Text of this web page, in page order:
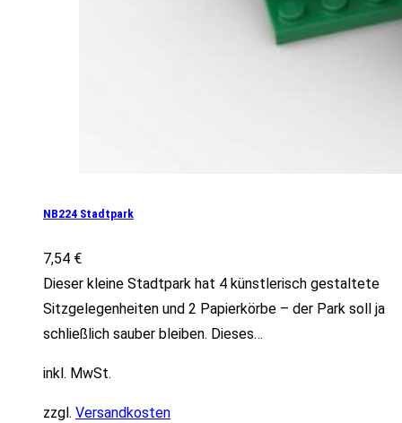
NB224 Stadtpark
7,54 €
Dieser kleine Stadtpark hat 4 künstlerisch gestaltete
Sitzgelegenheiten und 2 Papierkörbe – der Park soll ja
schließlich sauber bleiben. Dieses…
inkl. MwSt.
zzgl. Versandkosten